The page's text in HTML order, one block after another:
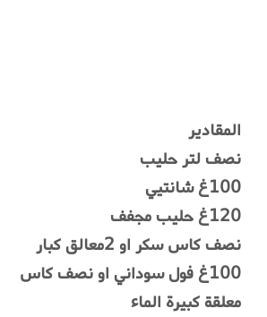
المقادير
نصف لتر حليب
100غ شانتيي
120غ حليب مجفف
نصف كاس سكر او 2معالق كبار
100غ فول سوداني او نصف كاس
معلقة كبيرة الماء